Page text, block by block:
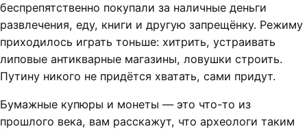
беспрепятственно покупали за наличные деньги
развлечения, еду, книги и другую запрещёнку. Режиму
приходилось играть тоньше: хитрить, устраивать
липовые антикварные магазины, ловушки строить.
Путину никого не придётся хватать, сами придут.
Бумажные купюры и монеты — это что-то из
прошлого века, вам расскажут, что археологи таким